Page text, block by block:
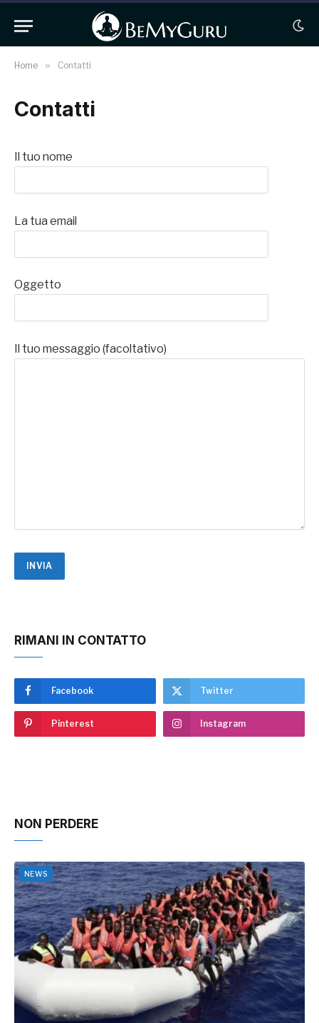
Home » Contatti
Contatti
Il tuo nome
La tua email
Oggetto
Il tuo messaggio (facoltativo)
RIMANI IN CONTATTO
Facebook Twitter
Pinterest Instagram
NON PERDERE
NEWS